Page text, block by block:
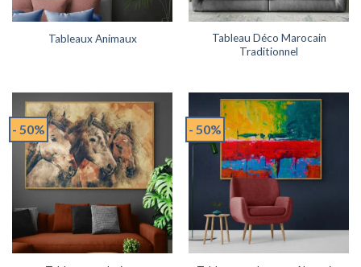
Tableaux Animaux
Tableau Déco Marocain
Traditionnel
- 50% - 50%